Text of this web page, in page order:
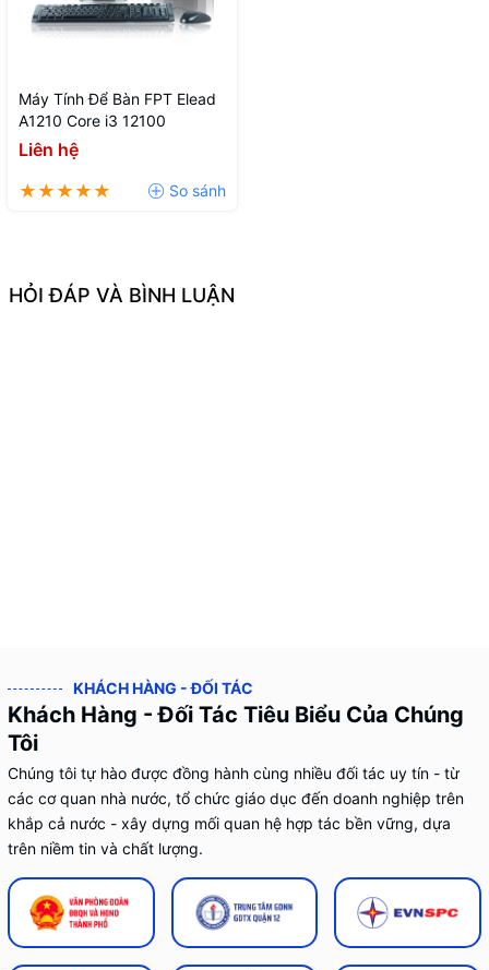
Máy Tính Để Bàn FPT Elead
A1210 Core i3 12100
Liên hệ
HỎI ĐÁP VÀ BÌNH LUẬN
KHÁCH HÀNG - ĐỐI TÁC
Khách Hàng - Đối Tác Tiêu Biểu Của Chúng
Tôi
Chúng tôi tự hào được đồng hành cùng nhiều đối tác uy tín - từ
các cơ quan nhà nước, tổ chức giáo dục đến doanh nghiệp trên
khắp cả nước - xây dựng mối quan hệ hợp tác bền vững, dựa
trên niềm tin và chất lượng.